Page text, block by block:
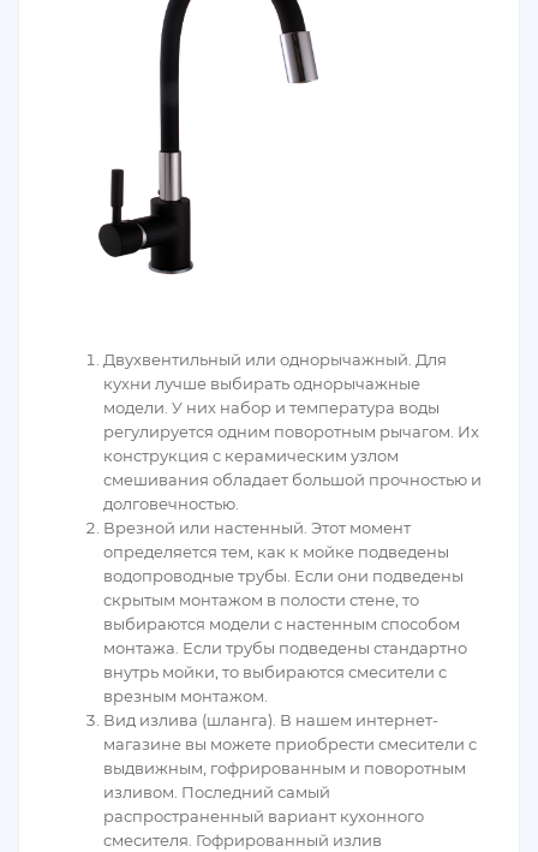
Двухвентильный или однорычажный. Для
кухни лучше выбирать однорычажные
модели. У них набор и температура воды
регулируется одним поворотным рычагом. Их
конструкция с керамическим узлом
смешивания обладает большой прочностью и
долговечностью.
Врезной или настенный. Этот момент
определяется тем, как к мойке подведены
водопроводные трубы. Если они подведены
скрытым монтажом в полости стене, то
выбираются модели с настенным способом
монтажа. Если трубы подведены стандартно
внутрь мойки, то выбираются смесители с
врезным монтажом.
Вид излива (шланга). В нашем интернет-
магазине вы можете приобрести смесители с
выдвижным, гофрированным и поворотным
изливом. Последний самый
распространенный вариант кухонного
смесителя. Гофрированный излив